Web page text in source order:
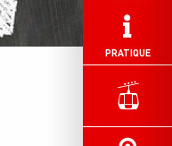
PRATIQUE